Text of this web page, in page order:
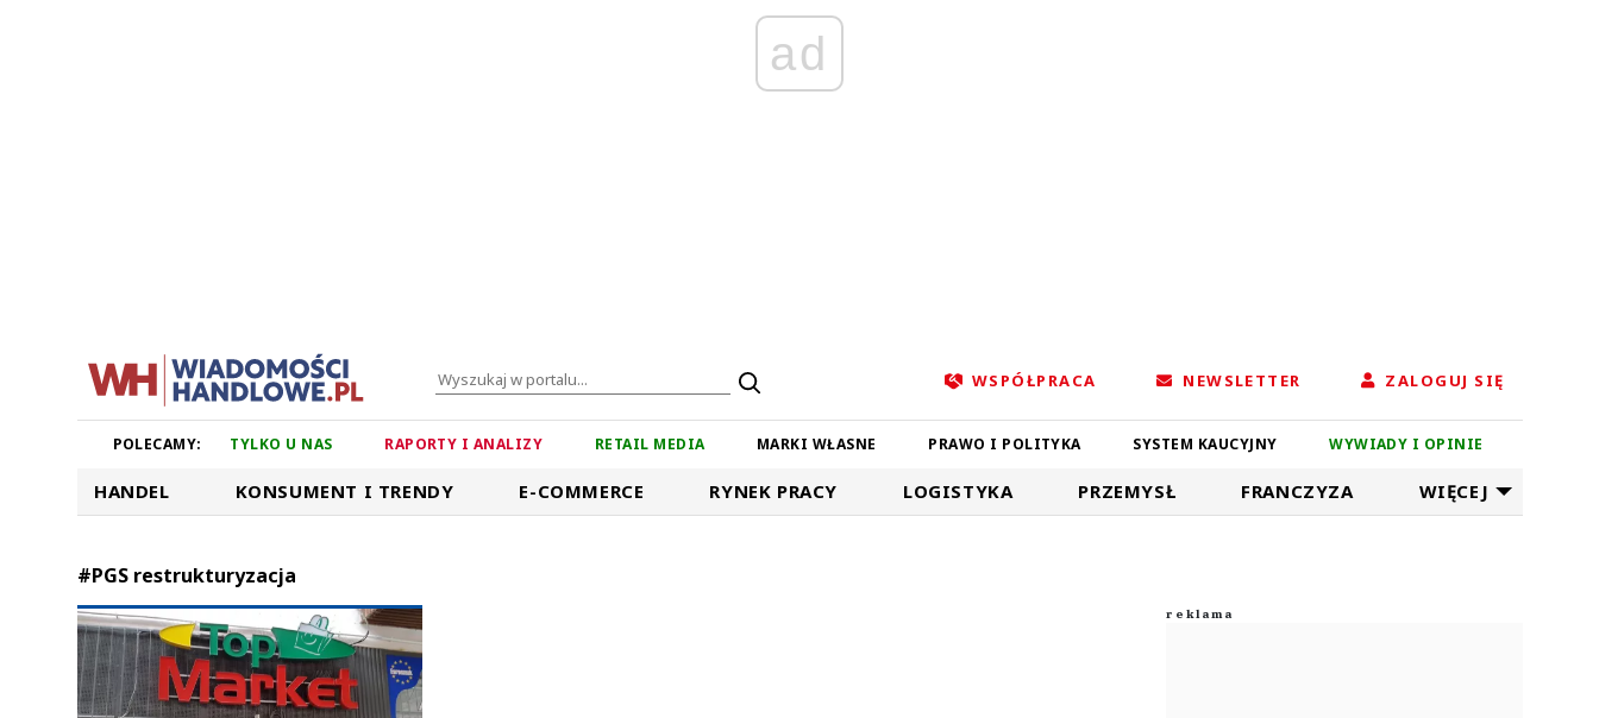
ad
WSPÓŁPRACA NEWSLETTER ZALOGUJ SIĘ
POLECAMY: TYLKO U NAS RAPORTY I ANALIZY RETAIL MEDIA MARKI WŁASNE PRAWO I POLITYKA SYSTEM KAUCYJNY WYWIADY I OPINIE
HANDEL KONSUMENT I TRENDY E-COMMERCE RYNEK PRACY LOGISTYKA PRZEMYSŁ FRANCZYZA WIĘCEJ
#PGS restrukturyzacja